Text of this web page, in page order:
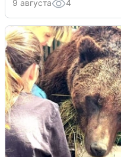
9 августа 4